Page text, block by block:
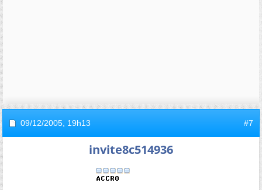
09/12/2005, 19h13 #7
invite8c514936